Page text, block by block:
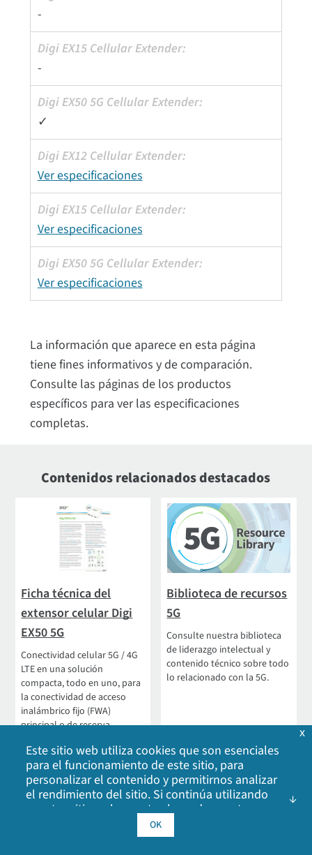
-
-
✓
Ver especificaciones
Ver especificaciones
Ver especificaciones
La información que aparece en esta página
tiene fines informativos y de comparación.
Consulte las páginas de los productos
específicos para ver las especificaciones
completas.
Contenidos relacionados destacados
Ficha técnica del
extensor celular Digi
EX50 5G
Conectividad celular 5G / 4G
LTE en una solución
compacta, todo en uno, para
la conectividad de acceso
inalámbrico fijo (FWA)
principal o de reserva
Ver ficha técnica
Biblioteca de recursos
5G
Consulte nuestra biblioteca
de liderazgo intelectual y
contenido técnico sobre todo
lo relacionado con la 5G.
VER RECURSOS 5G
contenidos relacionados
Este sitio web utiliza cookies que son esenciales
para el funcionamiento de este sitio, para
personalizar el contenido y permitirnos analizar
el rendimiento del sitio. Si continúa utilizando
nuestro sitio web, acepta el uso de nuestras
cookies. Haga clic en Aceptar para indicar que
política de cookies
OK
x